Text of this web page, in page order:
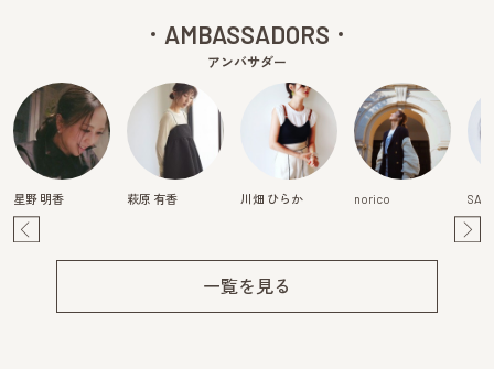
AMBASSADORS
アンバサダー
星野 明香 萩原 有香 川畑 ひらか norico
一覧を見る